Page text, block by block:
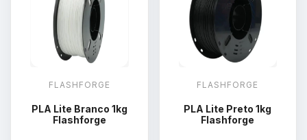
FLASHFORGE
PLA Lite Branco 1kg
Flashforge
FLASHFORGE
PLA Lite Preto 1kg
Flashforge